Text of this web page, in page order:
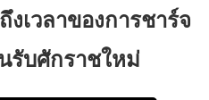
เวลาของการชาร์จ
รับศักราชใหม่